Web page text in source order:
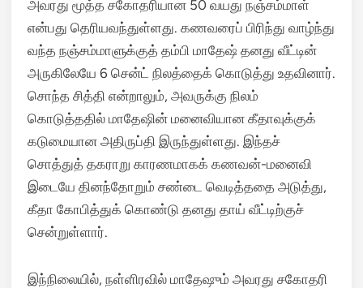
அவரது மூத்த சகோதரியான 50 வயது நஞ்சம்மாள்
என்பது தெரியவந்துள்ளது. கணவரைப் பிரிந்து வாழ்ந்து
வந்த நஞ்சம்மாளுக்குத் தம்பி மாதேஷ் தனது வீட்டின்
அருகிலேயே 6 சென்ட் நிலத்தைக் கொடுத்து உதவினார்.
சொந்த சித்தி என்றாலும், அவருக்கு நிலம்
கொடுத்ததில் மாதேஷின் மனைவியான கீதாவுக்குக்
கடுமையான அதிருப்தி இருந்துள்ளது. இந்தச்
சொத்துத் தகராறு காரணமாகக் கணவன்-மனைவி
இடையே தினந்தோறும் சண்டை வெடித்ததை அடுத்து,
கீதா கோபித்துக் கொண்டு தனது தாய் வீட்டிற்குச்
சென்றுள்ளார்.
இந்நிலையில், நள்ளிரவில் மாதேஷும் அவரது சகோதரி